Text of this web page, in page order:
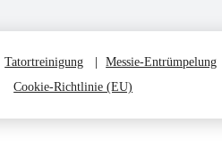
Tatortreinigung Messie-Entrümpelung
Cookie-Richtlinie (EU)